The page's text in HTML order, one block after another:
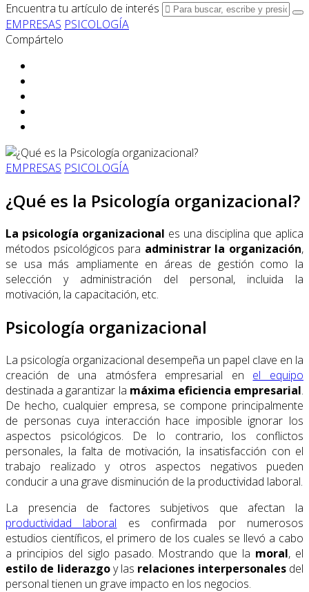
Encuentra tu artículo de interés
EMPRESAS PSICOLOGÍA
Compártelo
EMPRESAS PSICOLOGÍA
¿Qué es la Psicología organizacional?
La psicología organizacional es una disciplina que aplica
métodos psicológicos para administrar la organización,
se usa más ampliamente en áreas de gestión como la
selección y administración del personal, incluida la
motivación, la capacitación, etc.
Psicología organizacional
La psicología organizacional desempeña un papel clave en la
creación de una atmósfera empresarial en el equipo
destinada a garantizar la máxima eficiencia empresarial.
De hecho, cualquier empresa, se compone principalmente
de personas cuya interacción hace imposible ignorar los
aspectos psicológicos. De lo contrario, los conflictos
personales, la falta de motivación, la insatisfacción con el
trabajo realizado y otros aspectos negativos pueden
conducir a una grave disminución de la productividad laboral.
La presencia de factores subjetivos que afectan la
productividad laboral es confirmada por numerosos
estudios científicos, el primero de los cuales se llevó a cabo
a principios del siglo pasado. Mostrando que la moral, el
estilo de liderazgoy las relaciones interpersonalesdel
personal tienen un grave impacto en los negocios.